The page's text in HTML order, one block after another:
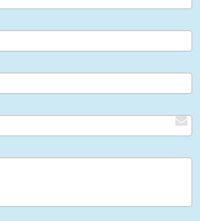
ธิประโยชน์ และนัดหมายพาเข้าชม
ริการใดๆ ทั้งสิ้นครับ